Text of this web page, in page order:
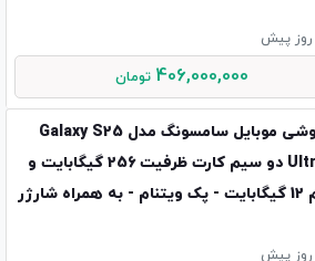
406,000,000 تومان
گوشی موبایل سامسونگ مدل Galaxy S25
Ultra دو سیم کارت ظرفیت 256 گیگابایت و
رم 12 گیگابایت - پک ویتنام - به همراه شارژر